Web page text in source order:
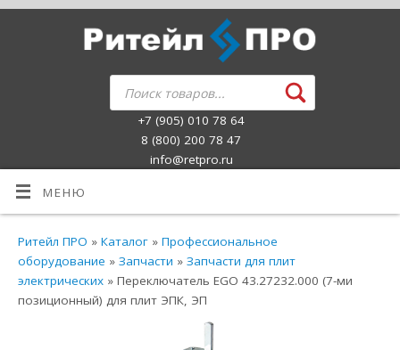
+7 (905) 010 78 64
8 (800) 200 78 47
info@retpro.ru
МЕНЮ
Ритейл ПРО »Каталог »Профессиональное
оборудование »Запчасти »Запчасти для плит
электрических » Переключатель EGO 43.27232.000 (7-ми
позиционный) для плит ЭПК, ЭП